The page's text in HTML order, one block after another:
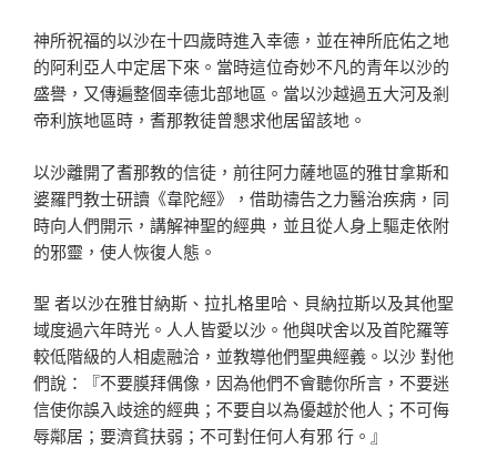
神所祝福的以沙在十四歲時進入幸德，並在神所庇佑之地
的阿利亞人中定居下來。當時這位奇妙不凡的青年以沙的
盛譽，又傳遍整個幸德北部地區。當以沙越過五大河及剎
帝利族地區時，耆那教徒曾懇求他居留該地。
以沙離開了耆那教的信徒，前往阿力薩地區的雅甘拿斯和
婆羅門教士研讀《韋陀經》，借助禱告之力醫治疾病，同
時向人們開示，講解神聖的經典，並且從人身上驅走依附
的邪靈，使人恢復人態。
聖 者以沙在雅甘納斯、拉扎格里哈、貝納拉斯以及其他聖
域度過六年時光。人人皆愛以沙。他與吠舍以及首陀羅等
較低階級的人相處融洽，並教導他們聖典經義。以沙 對他
們說：『不要膜拜偶像，因為他們不會聽你所言，不要迷
信使你誤入歧途的經典；不要自以為優越於他人；不可侮
辱鄰居；要濟貧扶弱；不可對任何人有邪 行。』